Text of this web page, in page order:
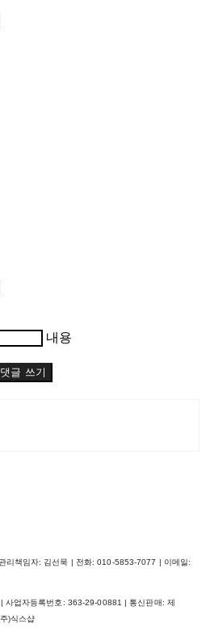
내용
댓글 쓰기
리책임자: 김선묵 | 전화: 010-5853-7077 | 이메일:
사업자등록번호: 363-29-00881 | 통신판매: 제
)식스샵